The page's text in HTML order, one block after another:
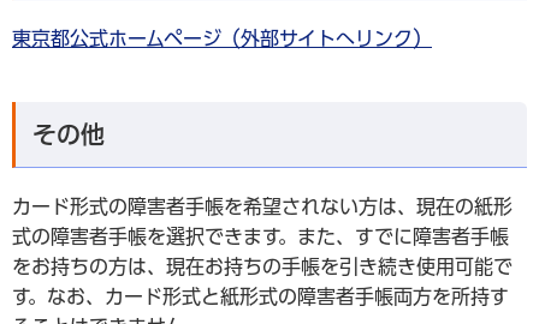
東京都公式ホームページ（外部サイトへリンク）
その他
カード形式の障害者手帳を希望されない方は、現在の紙形
式の障害者手帳を選択できます。また、すでに障害者手帳
をお持ちの方は、現在お持ちの手帳を引き続き使用可能で
す。なお、カード形式と紙形式の障害者手帳両方を所持す